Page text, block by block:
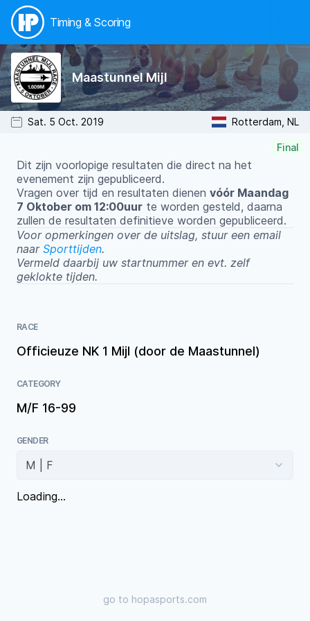
Timing & Scoring
Sat. 5 Oct. 2019 Rotterdam, NL
Maastunnel Mijl
Final
Dit zijn voorlopige resultaten die direct na het
evenement zijn gepubliceerd.
Vragen over tijd en resultaten dienen vóór Maandag
7 Oktober om 12:00uur te worden gesteld, daarna
zullen de resultaten definitieve worden gepubliceerd.
Voor opmerkingen over de uitslag, stuur een email
naar Sporttijden.
Vermeld daarbij uw startnummer en evt. zelf
geklokte tijden.
RACE
Officieuze NK 1 Mijl (door de Maastunnel)
CATEGORY
M/F 16-99
GENDER
Loading...
go to hopasports.com